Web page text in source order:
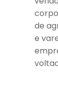
de
e